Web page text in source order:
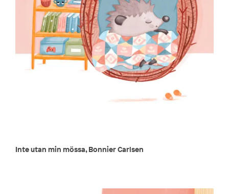
Inte utan min mössa, Bonnier Carlsen